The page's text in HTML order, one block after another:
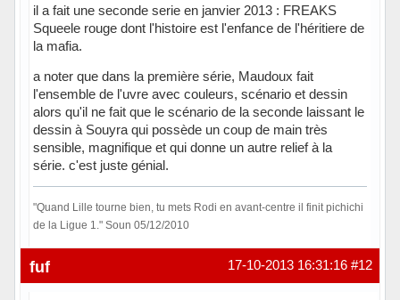
il a fait une seconde serie en janvier 2013 : FREAKS
Squeele rouge dont l'histoire est l'enfance de l'héritiere de
la mafia.
a noter que dans la première série, Maudoux fait
l'ensemble de l'uvre avec couleurs, scénario et dessin
alors qu'il ne fait que le scénario de la seconde laissant le
dessin à Souyra qui possède un coup de main très
sensible, magnifique et qui donne un autre relief à la
série. c'est juste génial.
"Quand Lille tourne bien, tu mets Rodi en avant-centre il finit pichichi
de la Ligue 1." Soun 05/12/2010
Hors ligne #12
17-10-2013 16:31:16
fuf